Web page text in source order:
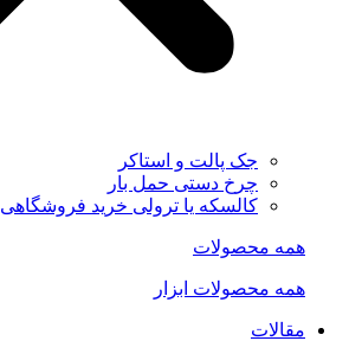
جک پالت و استاکر
چرخ دستی حمل بار
کالسکه یا ترولی خرید فروشگاهی
همه محصولات
همه محصولات ابزار
مقالات